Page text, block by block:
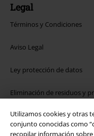
Utilizamos cookies y otras
conjunto conocidas como
Legal
Términos y Condiciones
Aviso Legal
Ley protección de datos
Eliminación de residuos y
Declaración de